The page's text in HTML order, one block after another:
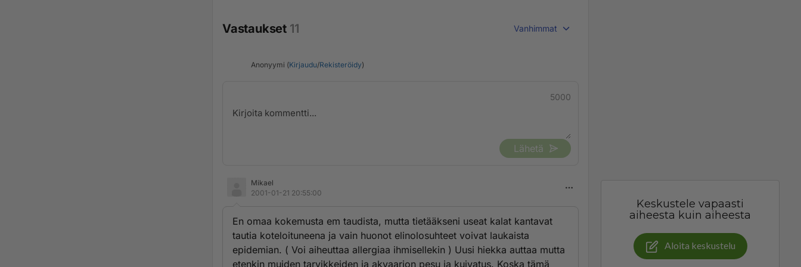
Vastaukset 11 Vanhimmat
Anonyymi (Kirjaudu/Rekisteröidy)
5000
Lähetä
Mikael
2001-01-21 20:55:00
En omaa kokemusta em taudista, mutta tietääkseni useat kalat kantavat
tautia koteloituneena ja vain huonot elinolosuhteet voivat laukaista
epidemian. ( Voi aiheuttaa allergiaa ihmisellekin ) Uusi hiekka auttaa mutta
etenkin muiden tarvikkeiden ja akvaarion pesu ja kuivatus. Koska tämä
Keskustele vapaasti
aiheesta kuin aiheesta
Aloita keskustelu